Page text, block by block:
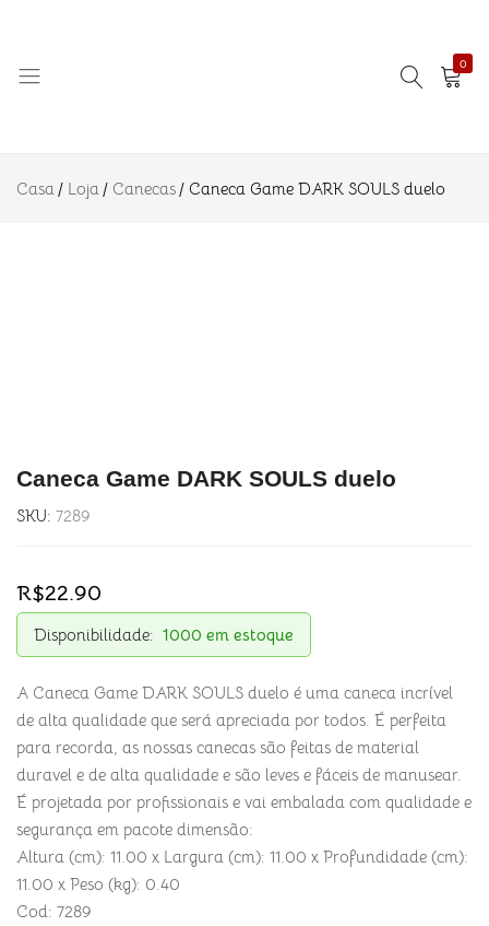
0
Casa Loja Canecas Caneca Game DARK SOULS duelo
Caneca Game DARK SOULS duelo
SKU: 7289
R$22.90
Disponibilidade: 1000 em estoque
A Caneca Game DARK SOULS duelo é uma caneca incrível
de alta qualidade que será apreciada por todos. É perfeita
para recorda, as nossas canecas são feitas de material
duravel e de alta qualidade e são leves e fáceis de manusear.
É projetada por profissionais e vai embalada com qualidade e
segurança em pacote dimensão:
Altura (cm): 11.00 x Largura (cm): 11.00 x Profundidade (cm):
11.00 x Peso (kg): 0.40
Cod: 7289
Avaliações